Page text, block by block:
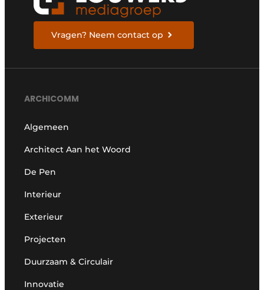
Vragen? Neem contact op
ARCHICOMM
Algemeen
Architect Aan het Woord
De Pen
Interieur
Exterieur
Projecten
Duurzaam & Circulair
Innovatie